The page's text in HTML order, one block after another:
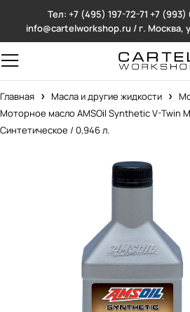
Тел: +7 (495) 197-72-71 +7 (993)
info@cartelworkshop.ru / г. Москва,
Главная Масла и другие жидкости
Моторное масло AMSOil Synthetic V-Twin
Синтетическое / 0,946 л.